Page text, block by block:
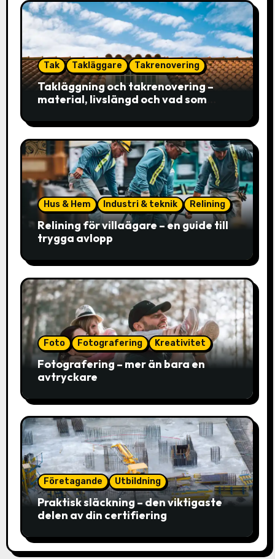
Tak Takläggare Takrenovering
Takläggning och takrenovering –
material, livslängd och vad som
Hus & Hem Industri & teknik Relining
Relining för villaägare – en guide till
trygga avlopp
Foto Fotografering Kreativitet
Fotografering – mer än bara en
avtryckare
Företagande Utbildning
Praktisk släckning – den viktigaste
delen av din certifiering